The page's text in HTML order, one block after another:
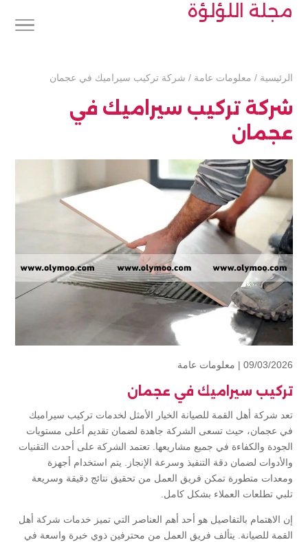
مجلة اللؤلؤة
الرئيسية / معلومات عامة / شركة تركيب سيراميك في عجمان
شركة تركيب سيراميك في
عجمان
09/03/2026 | معلومات عامة
تركيب سيراميك في عجمان
تعد شركة أهل القمة للصيانة الخيار الأمثل لخدمات تركيب سيراميك
في عجمان، حيث تسعى الشركة جاهدة لضمان تقديم أعلى مستويات
الجودة والكفاءة في جميع مشاريعها. تعتمد الشركة على أحدث التقنيات
والأدوات لضمان دقة التنفيذ وسرعة الإنجاز. يتم استخدام أجهزة
ومعدات متطورة تمكن فريق العمل من تحقيق نتائج دقيقة وسريعة
تلبي تطلعات العملاء بشكل كامل.
إن الاهتمام بالتفاصيل هو أحد أهم العناصر التي تميز خدمات شركة أهل
القمة للصيانة. يتألف فريق العمل من محترفين ذوي خبرة واسعة في